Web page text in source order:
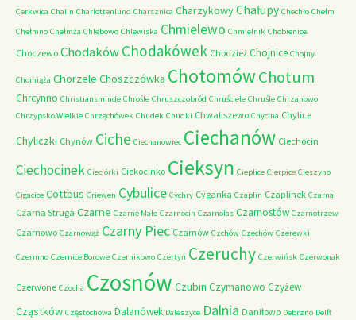
Cerkwica Chalin Charlottenlund Charsznica CharzykowyChałupy Chechło Chełm
Chełmno Chełmża Chlebowo Chlewiska Chmielewo Chmielnik Chobienice
Choczewo ChodakówChodakówek Chodzież Chojnice Chojny
Chomiąża Chorzele Choszczówka ChotomówChotum
Chrcynno Christiansminde Chrośle Chruszczobród Chruściele Chruśle Chrzanowo
Chrzypsko Wielkie Chrząchówek Chudek Chudki Chwaliszewo Chycina Chylice
Chyliczki Chynów Ciche Ciechanowiec Ciechanów Ciechocin
Ciechocinek Cieciórki Ciekocinko Cieksyn Cieplice Cierpice Cieszyno
Cigacice Cottbus Criewen Cybulice Cychry Cyganka Czaplin Czaplinek Czarna
Czarna Struga Czarne Czarne Małe Czarnocin Czarnolas Czarnostów Czarnotrzew
Czarnowo Czarnowąż Czarny Piec Czarnów Czchów Czechów Czerewki
Czermno Czernice Borowe Czernikowo Czertyń Czeruchy Czerwińsk Czerwonak
Czerwone Czocha Czosnów Czubin Czymanowo Czyżew
Cząstków Częstochowa Dalanówek Daleszyce Dalnia Daniłowo Debrzno Delft